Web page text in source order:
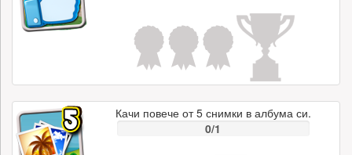
Качи повече от 5 снимки в албума си.
0/1